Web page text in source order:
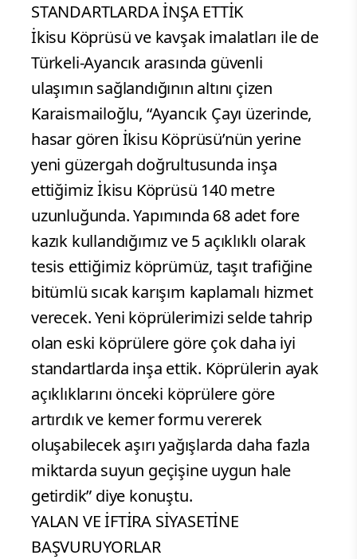
STANDARTLARDA İNŞA ETTİK
İkisu Köprüsü ve kavşak imalatları ile de
Türkeli-Ayancık arasında güvenli
ulaşımın sağlandığının altını çizen
Karaismailoğlu, “Ayancık Çayı üzerinde,
hasar gören İkisu Köprüsü’nün yerine
yeni güzergah doğrultusunda inşa
ettiğimiz İkisu Köprüsü 140 metre
uzunluğunda. Yapımında 68 adet fore
kazık kullandığımız ve 5 açıklıklı olarak
tesis ettiğimiz köprümüz, taşıt trafiğine
bitümlü sıcak karışım kaplamalı hizmet
verecek. Yeni köprülerimizi selde tahrip
olan eski köprülere göre çok daha iyi
standartlarda inşa ettik. Köprülerin ayak
açıklıklarını önceki köprülere göre
artırdık ve kemer formu vererek
oluşabilecek aşırı yağışlarda daha fazla
miktarda suyun geçişine uygun hale
getirdik” diye konuştu.
YALAN VE İFTİRA SİYASETİNE
BAŞVURUYORLAR